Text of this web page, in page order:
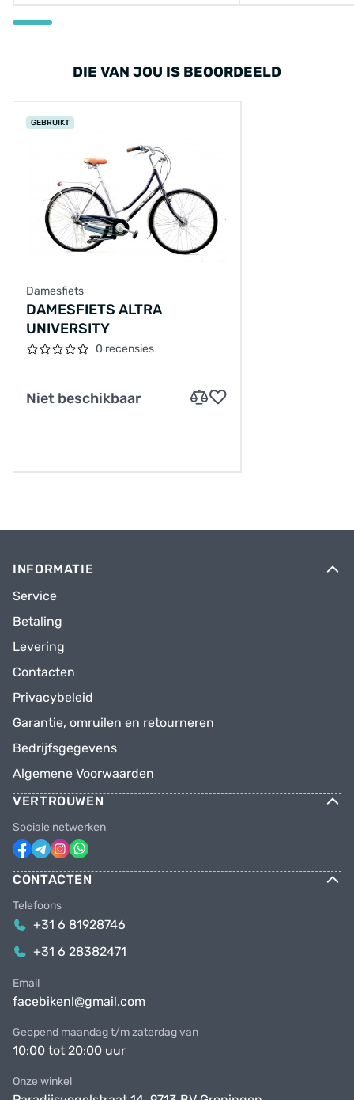
DIE VAN JOU IS BEOORDEELD
GEBRUIKT
Damesfiets
DAMESFIETS ALTRA
UNIVERSITY
0 recensies
Niet beschikbaar
INFORMATIE
Service
Betaling
Levering
Contacten
Privacybeleid
Garantie, omruilen en retourneren
Bedrijfsgegevens
Algemene Voorwaarden
VERTROUWEN
Sociale netwerken
CONTACTEN
Telefoons
+31 6 81928746
+31 6 28382471
Email
facebikenl@gmail.com
Geopend maandag t/m zaterdag van
10:00 tot 20:00 uur
Onze winkel